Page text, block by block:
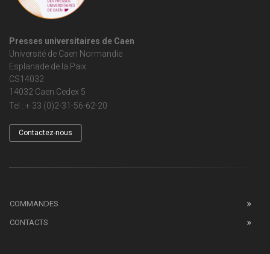
Presses universitaires de Caen
Université de Caen Normandie
Esplanade de la Paix
CS14032
14032 Caen Cedex 5
Tel : + 33 (0)2-31-56-62-20
Contactez-nous
COMMANDES
CONTACTS